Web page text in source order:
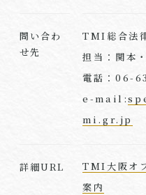
問い合わ
せ先
TMI総合法
担当：関本
電話：06-
e-mail:
mi.gr.jp
詳細URL
TMI大阪オ
案内